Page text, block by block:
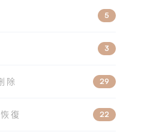
5
3
除 29
復 22